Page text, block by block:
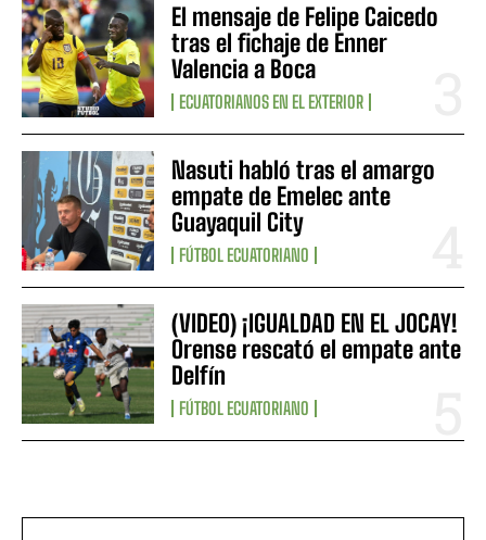
El mensaje de Felipe Caicedo
tras el fichaje de Enner
Valencia a Boca
ECUATORIANOS EN EL EXTERIOR
Nasuti habló tras el amargo
empate de Emelec ante
Guayaquil City
FÚTBOL ECUATORIANO
(VIDEO) ¡IGUALDAD EN EL JOCAY!
Orense rescató el empate ante
Delfín
FÚTBOL ECUATORIANO